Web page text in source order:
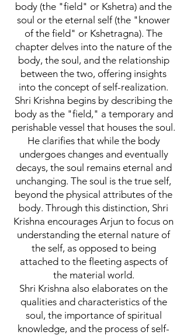
body (the "field" or Kshetra) and the
soul or the eternal self (the "knower
of the field" or Kshetragna). The
chapter delves into the nature of the
body, the soul, and the relationship
between the two, offering insights
into the concept of self-realization.
Shri Krishna begins by describing the
body as the "field," a temporary and
perishable vessel that houses the soul.
He clarifies that while the body
undergoes changes and eventually
decays, the soul remains eternal and
unchanging. The soul is the true self,
beyond the physical attributes of the
body. Through this distinction, Shri
Krishna encourages Arjun to focus on
understanding the eternal nature of
the self, as opposed to being
attached to the fleeting aspects of
the material world.
Shri Krishna also elaborates on the
qualities and characteristics of the
soul, the importance of spiritual
knowledge, and the process of self-